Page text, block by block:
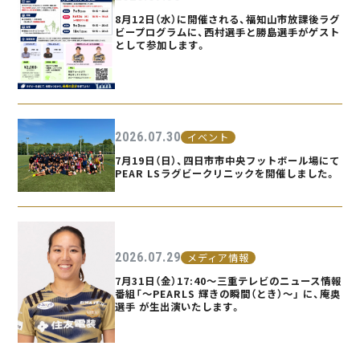
8月12日（水）に開催される、福知山市放課後ラグ
ビープログラムに、西村選手と勝島選手がゲスト
として参加します。
2026.07.30 イベント
7月19日（日）、四日市市中央フットボール場にて
PEAR LSラグビークリニックを開催しました。
2026.07.29 メディア情報
7月31日（金）17:40〜三重テレビのニュース情報
番組「〜PEARLS 輝きの瞬間（とき）〜」 に、庵奥
選手 が生出演いたします。